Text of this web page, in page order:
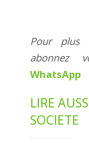
Pour plus
WhatsApp
LIRE
SOCIETE